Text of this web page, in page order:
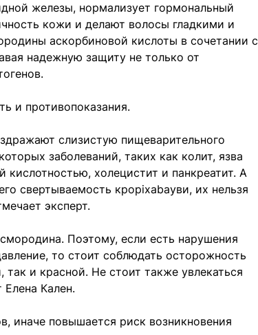
железы, нормализует гормональный
кожи и делают волосы гладкими и
аскорбиновой кислоты в сочетании с
надежную защиту не только от
и противопоказания.
слизистую пищеварительного
заболеваний, таких как колит, язва
холецистит и панкреатит. А
свертываемость кроpixabayви, их нельзя
эксперт.
Поэтому, если есть нарушения
то стоит соблюдать осторожность
и красной. Не стоит также увлекаться
Кален.
иначе повышается риск возникновения